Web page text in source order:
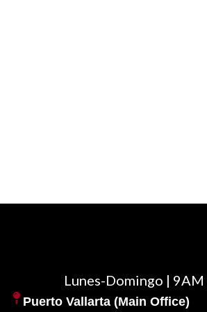
Lunes-Domingo | 9AM
Puerto Vallarta (Main Office)